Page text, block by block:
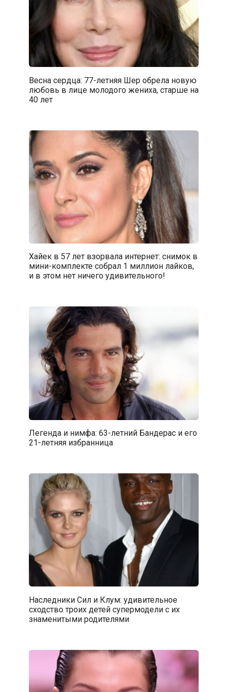
Весна сердца: 77-летняя Шер обрела новую
любовь в лице молодого жениха, старше на
40 лет
Хайек в 57 лет взорвала интернет: снимок в
мини-комплекте собрал 1 миллион лайков,
и в этом нет ничего удивительного!
Легенда и нимфа: 63-летний Бандерас и его
21-летняя избранница
Наследники Сил и Клум: удивительное
сходство троих детей супермодели с их
знаменитыми родителями